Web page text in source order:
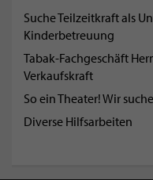
Suche Teilzeitkraft als
Kinderbetreuung
Tabak-Fachgeschäft
Verkaufskraft
So ein Theater! Wir
Diverse Hilfsarbeiten